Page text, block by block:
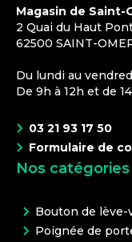
Magasin de Saint-
2 Quai du Haut
62500 SAINT-
Du lundi au
De 9h à 12h et de
03 21 93 17 50
Formulaire de
Nos catégories
Bouton de lève-
Poignée de